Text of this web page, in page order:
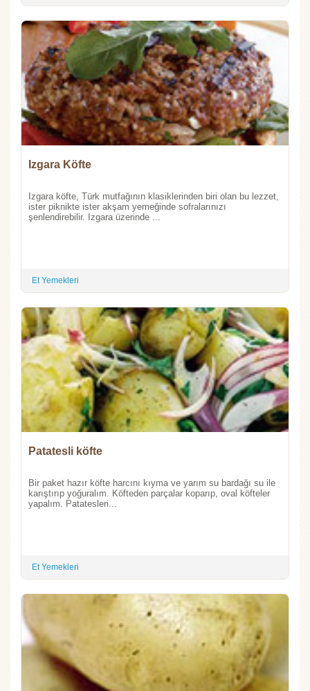
Izgara Köfte
Izgara köfte, Türk mutfağının klasiklerinden biri olan bu lezzet,
ister piknikte ister akşam yemeğinde sofralarınızı
şenlendirebilir. Izgara üzerinde ...
Et Yemekleri
Patatesli köfte
Bir paket hazır köfte harcını kıyma ve yarım su bardağı su ile
karıştırıp yoğuralım. Köfteden parçalar koparıp, oval köfteler
yapalım. Patatesleri...
Et Yemekleri